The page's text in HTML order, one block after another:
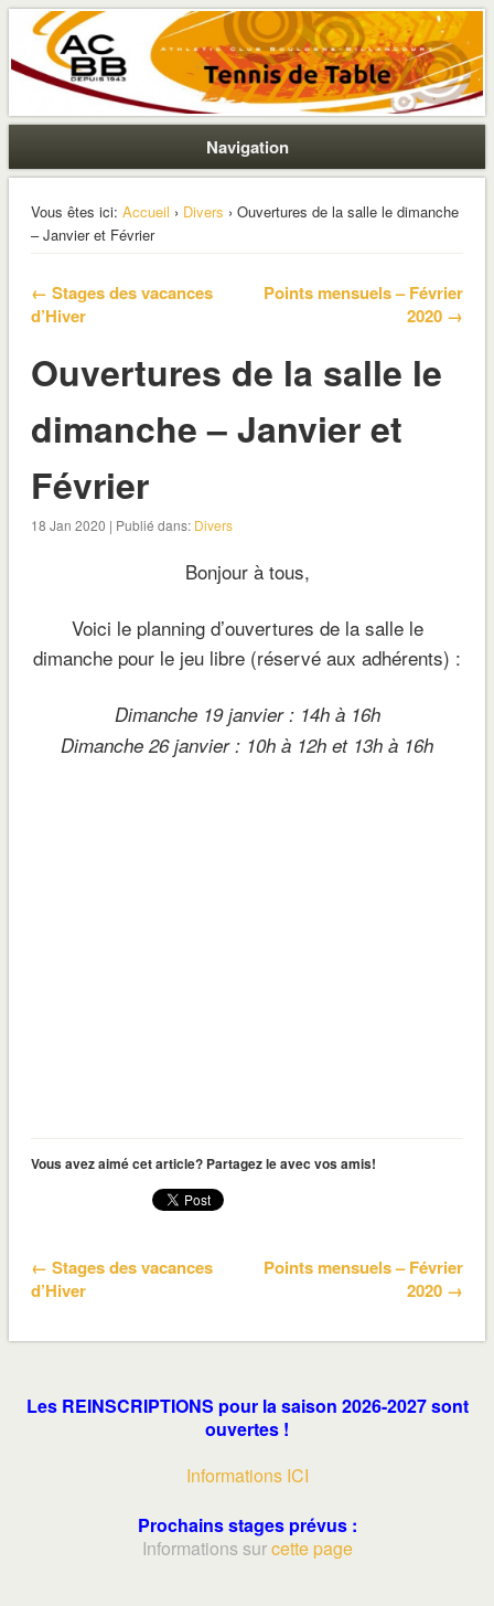
ACBB – Tennis de Table
La section ping de Boulogne
Navigation
Vous êtes ici: Accueil › Divers › Ouvertures de la salle le dimanche
– Janvier et Février
← Stages des vacances
d’Hiver
Points mensuels – Février
2020 →
Ouvertures de la salle le
dimanche – Janvier et
Février
18 Jan 2020 | Publié dans: Divers
Bonjour à tous,
Voici le planning d’ouvertures de la salle le
dimanche pour le jeu libre (réservé aux adhérents) :
Dimanche 19 janvier : 14h à 16h
Dimanche 26 janvier : 10h à 12h et 13h à 16h
Vous avez aimé cet article? Partagez le avec vos amis!
← Stages des vacances
d’Hiver
Points mensuels – Février
2020 →
Les REINSCRIPTIONS pour la saison 2026-2027 sont
ouvertes !
Informations ICI
Prochains stages prévus :
Informations surcette page